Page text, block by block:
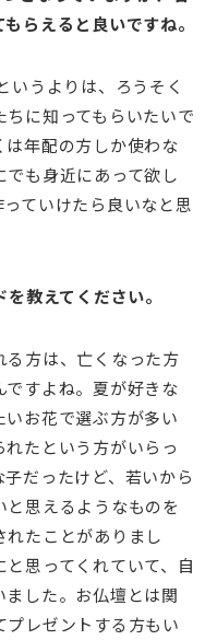
らえると良いですね。
いうよりは、ろうそく
に知ってもらいたいで
年配の方しか使わな
も身近にあって欲し
ていけたら良いなと思
を教えてください。
る方は、亡くなった方
すよね。夏が好きな
お花で選ぶ方が多い
たという方がいらっ
だったけど、若いから
思えるようなものを
れたことがありまし
思ってくれていて、自
した。お仏壇とは関
レゼントする方もい